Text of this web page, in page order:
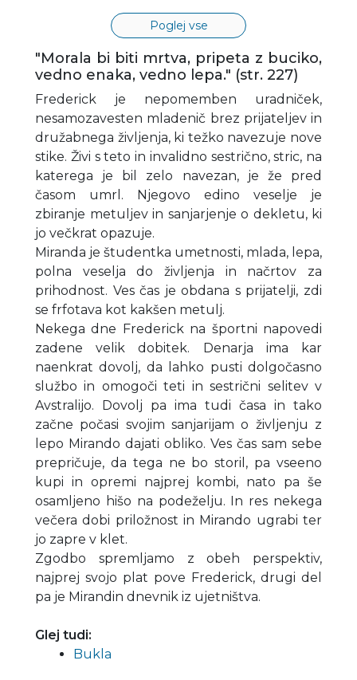
Poglej vse
"Morala bi biti mrtva, pripeta z buciko,
vedno enaka, vedno lepa." (str. 227)
Frederick je nepomemben uradniček,
nesamozavesten mladenič brez prijateljev in
družabnega življenja, ki težko navezuje nove
stike. Živi s teto in invalidno sestrično, stric, na
katerega je bil zelo navezan, je že pred
časom umrl. Njegovo edino veselje je
zbiranje metuljev in sanjarjenje o dekletu, ki
jo večkrat opazuje.
Miranda je študentka umetnosti, mlada, lepa,
polna veselja do življenja in načrtov za
prihodnost. Ves čas je obdana s prijatelji, zdi
se frfotava kot kakšen metulj.
Nekega dne Frederick na športni napovedi
zadene velik dobitek. Denarja ima kar
naenkrat dovolj, da lahko pusti dolgočasno
službo in omogoči teti in sestrični selitev v
Avstralijo. Dovolj pa ima tudi časa in tako
začne počasi svojim sanjarijam o življenju z
lepo Mirando dajati obliko. Ves čas sam sebe
prepričuje, da tega ne bo storil, pa vseeno
kupi in opremi najprej kombi, nato pa še
osamljeno hišo na podeželju. In res nekega
večera dobi priložnost in Mirando ugrabi ter
jo zapre v klet.
Zgodbo spremljamo z obeh perspektiv,
najprej svojo plat pove Frederick, drugi del
pa je Mirandin dnevnik iz ujetništva.
Glej tudi:
Bukla